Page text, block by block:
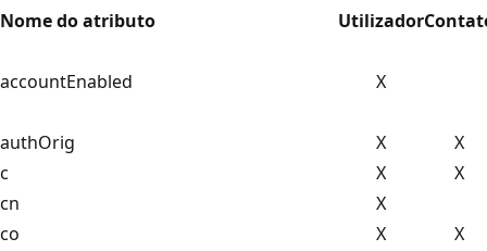
Nome do atributo Utilizador
accountEnabled X
authOrig X
X
c
X
X
cn
X
co
X
X